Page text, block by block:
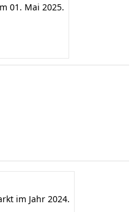
01. Mai 2025.
im Jahr 2024.